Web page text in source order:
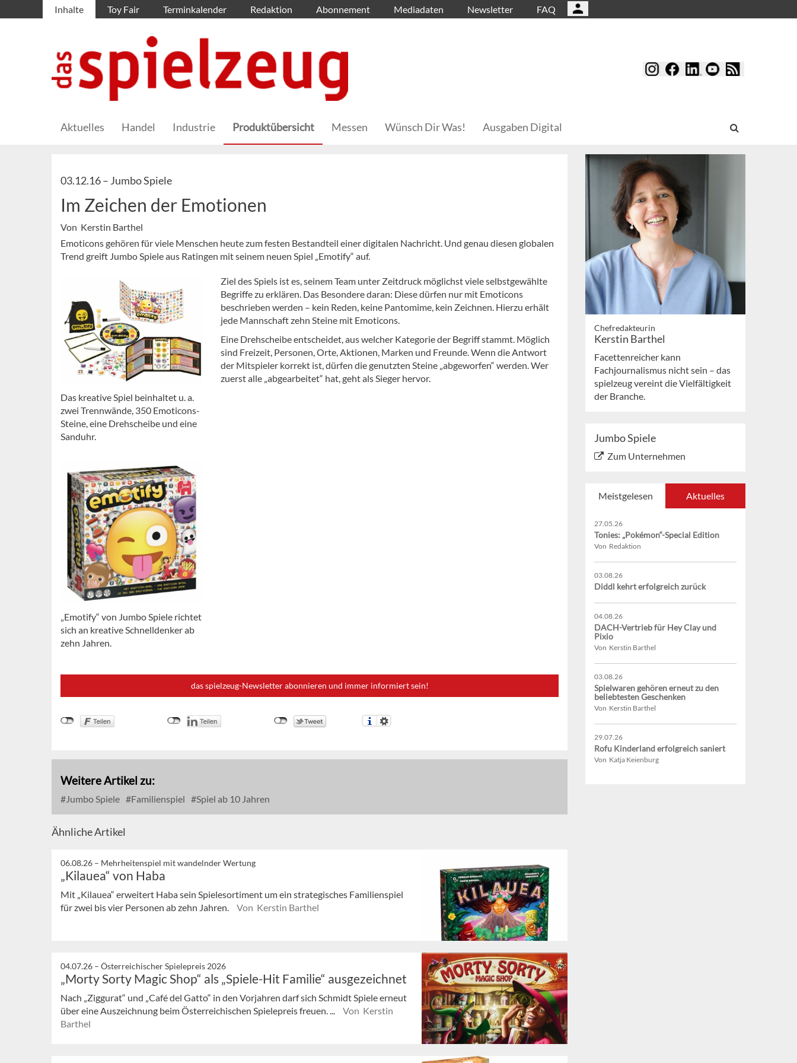
Inhalte Toy Fair Terminkalender Redaktion Abonnement Mediadaten Newsletter FAQ
Aktuelles Handel Industrie Produktübersicht Messen Wünsch Dir Was! Ausgaben Digital
03.12.16 – Jumbo Spiele
Im Zeichen der Emotionen
Von Kerstin Barthel
Emoticons gehören für viele Menschen heute zum festen Bestandteil einer digitalen Nachricht. Und genau diesen globalen
Trend greift Jumbo Spiele aus Ratingen mit seinem neuen Spiel „Emotify“ auf.
Das kreative Spiel beinhaltet u. a.
zwei Trennwände, 350 Emoticons-
Steine, eine Drehscheibe und eine
Sanduhr.
„Emotify“ von Jumbo Spiele richtet
sich an kreative Schnelldenker ab
zehn Jahren.
Ziel des Spiels ist es, seinem Team unter Zeitdruck möglichst viele selbstgewählte
Begriffe zu erklären. Das Besondere daran: Diese dürfen nur mit Emoticons
beschrieben werden – kein Reden, keine Pantomime, kein Zeichnen. Hierzu erhält
jede Mannschaft zehn Steine mit Emoticons.
Eine Drehscheibe entscheidet, aus welcher Kategorie der Begriff stammt. Möglich
sind Freizeit, Personen, Orte, Aktionen, Marken und Freunde. Wenn die Antwort
der Mitspieler korrekt ist, dürfen die genutzten Steine „abgeworfen“ werden. Wer
zuerst alle „abgearbeitet“ hat, geht als Sieger hervor.
das spielzeug-Newsletter abonnieren und immer informiert sein!
Weitere Artikel zu:
Jumbo Spiele Familienspiel Spiel ab 10 Jahren
Ähnliche Artikel
06.08.26 – Mehrheitenspiel mit wandelnder Wertung
„Kilauea“ von Haba
Mit „Kilauea“ erweitert Haba sein Spielesortiment um ein strategisches Familienspiel
für zwei bis vier Personen ab zehn Jahren.
Von Kerstin Barthel
04.07.26 – Österreichischer Spielepreis 2026
„Morty Sorty Magic Shop“ als „Spiele-Hit Familie“ ausgezeichnet
Nach „Ziggurat“ und „Café del Gatto“ in den Vorjahren darf sich Schmidt Spiele erneut
über eine Auszeichnung beim Österreichischen Spielepreis freuen. ...
Von Kerstin
Barthel
Chefredakteurin
Kerstin Barthel
Facettenreicher kann
Fachjournalismus nicht sein – das
spielzeug vereint die Vielfältigkeit
der Branche.
Jumbo Spiele
Zum Unternehmen
Meistgelesen Aktuelles
27.05.26
Tonies: „Pokémon“-Special Edition
Von Redaktion
03.08.26
Diddl kehrt erfolgreich zurück
04.08.26
DACH-Vertrieb für Hey Clay und
Pixio
Von Kerstin Barthel
03.08.26
Spielwaren gehören erneut zu den
beliebtesten Geschenken
Von Kerstin Barthel
29.07.26
Rofu Kinderland erfolgreich saniert
Von Katja Keienburg